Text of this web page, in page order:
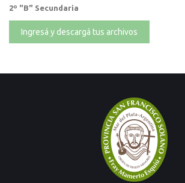
2º "B" Secundaria
Ingresá y descargá tus archivos